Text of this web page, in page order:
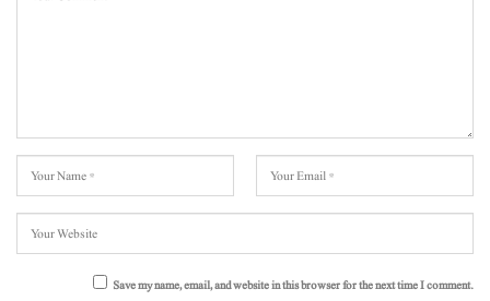
Save my name, email, and website in this browser for the next time I comment.